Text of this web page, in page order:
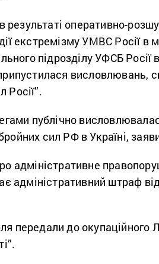
результаті оперативно-
екстремізму УМВС Росії в
підрозділу УФСБ Росії
висловлювань,
Росії”.
публічно
сил РФ в Україні,
адміністративне
адміністративний штраф
передали до окупаційного